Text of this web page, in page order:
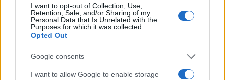
I want to opt-out of Collection, Use,
Retention, Sale, and/or Sharing of my
Personal Data that Is Unrelated with the
Purposes for which it was collected.
Opted Out
Google consents
I want to allow Google to enable storage
Κυριακή 26 Ιου 2026, 22:00
Αποκατάσταση! Του Θόδωρου Χατζηπαντελή
Μακεδονία της Κυριακής
Θόδωρος Χατζηπαντελής